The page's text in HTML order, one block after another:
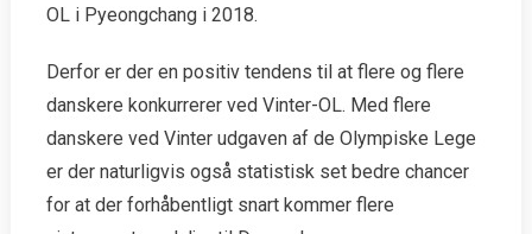
OL i Pyeongchang i 2018.
Derfor er der en positiv tendens til at flere og flere
danskere konkurrerer ved Vinter-OL. Med flere
danskere ved Vinter udgaven af de Olympiske Lege
er der naturligvis også statistisk set bedre chancer
for at der forhåbentligt snart kommer flere